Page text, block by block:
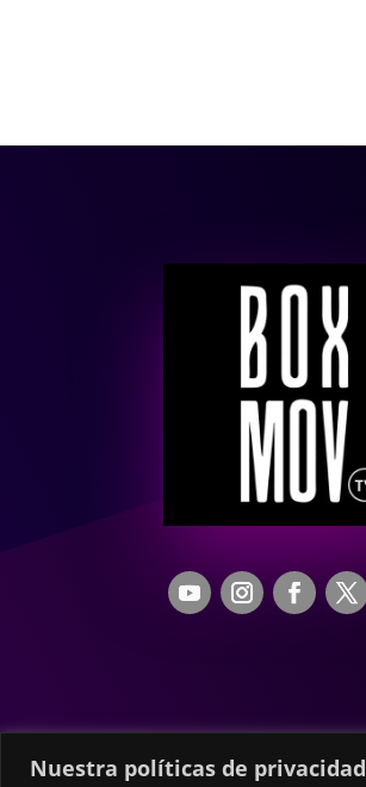
Nuestra políticas de privacidad